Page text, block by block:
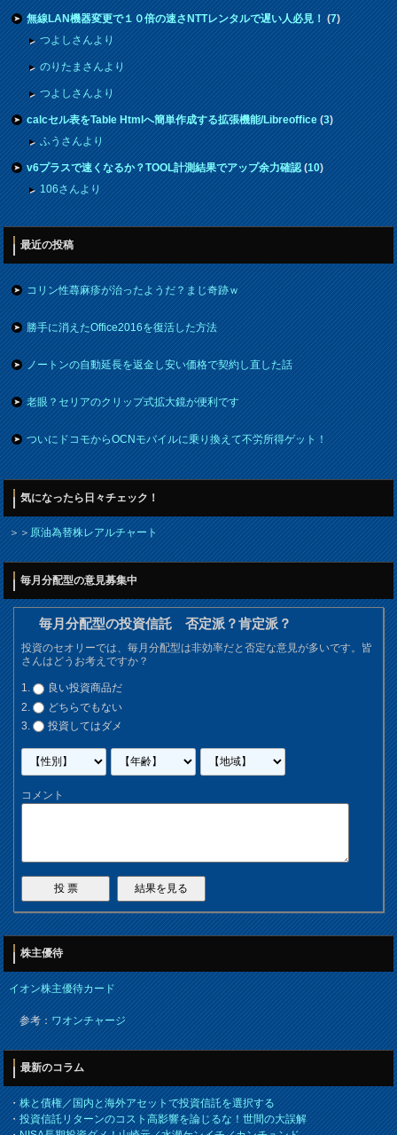
無線LAN機器変更で１０倍の速さNTTレンタルで遅い人必見！(7)
つよしさんより
のりたまさんより
つよしさんより
calcセル表をTable Htmlへ簡単作成する拡張機能/Libreoffice(3)
ふうさんより
v6プラスで速くなるか？TOOL計測結果でアップ余力確認(10)
106さんより
最近の投稿
コリン性蕁麻疹が治ったようだ？まじ奇跡ｗ
勝手に消えたOffice2016を復活した方法
ノートンの自動延長を返金し安い価格で契約し直した話
老眼？セリアのクリップ式拡大鏡が便利です
ついにドコモからOCNモバイルに乗り換えて不労所得ゲット！
気になったら日々チェック！
＞＞原油為替株レアルチャート
毎月分配型の意見募集中
毎月分配型の投資信託 否定派？肯定派？
投資のセオリーでは、毎月分配型は非効率だと否定な意見が多いです。皆
さんはどうお考えですか？
良い投資商品だ
どちらでもない
投資してはダメ
コメント
株主優待
イオン株主優待カード
参考：ワオンチャージ
最新のコラム
・株と債権／国内と海外アセットで投資信託を選択する
・投資信託リターンのコスト高影響を論じるな！世間の大誤解